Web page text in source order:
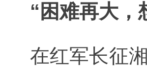
“困难再大，
在红军长征